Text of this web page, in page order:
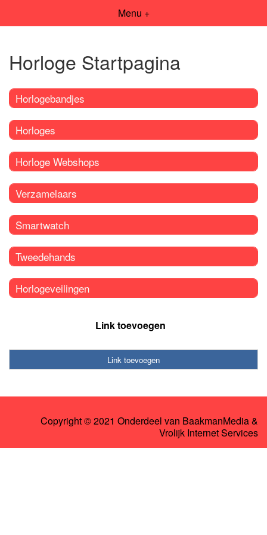
Menu +
Horloge Startpagina
Horlogebandjes
Horloges
Horloge Webshops
Verzamelaars
Smartwatch
Tweedehands
Horlogeveilingen
Link toevoegen
Link toevoegen
Copyright © 2021 Onderdeel van BaakmanMedia&
Vrolijk Internet Services